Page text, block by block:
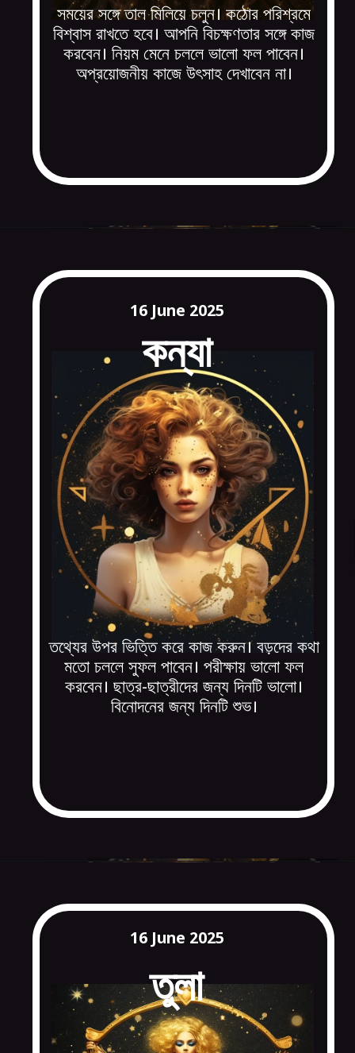
সময়ের সঙ্গে তাল মিলিয়ে চলুন। কঠোর পরিশ্রমে
বিশ্বাস রাখতে হবে। আপনি বিচক্ষণতার সঙ্গে কাজ
করবেন। নিয়ম মেনে চললে ভালো ফল পাবেন।
অপ্রয়োজনীয় কাজে উৎসাহ দেখাবেন না।
কন্যা
16 June 2025
তথ্যের উপর ভিত্তি করে কাজ করুন। বড়দের কথা
মতো চললে সুফল পাবেন। পরীক্ষায় ভালো ফল
করবেন। ছাত্র-ছাত্রীদের জন্য দিনটি ভালো।
বিনোদনের জন্য দিনটি শুভ।
তুলা
16 June 2025